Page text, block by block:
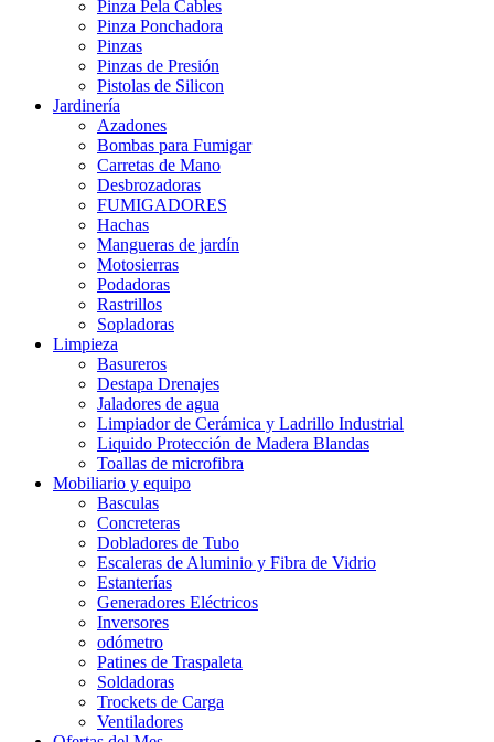
Pinza Pela Cables
Pinza Ponchadora
Pinzas
Pinzas de Presión
Pistolas de Silicon
Jardinería
Azadones
Bombas para Fumigar
Carretas de Mano
Desbrozadoras
FUMIGADORES
Hachas
Mangueras de jardín
Motosierras
Podadoras
Rastrillos
Sopladoras
Limpieza
Basureros
Destapa Drenajes
Jaladores de agua
Limpiador de Cerámica y Ladrillo Industrial
Liquido Protección de Madera Blandas
Toallas de microfibra
Mobiliario y equipo
Basculas
Concreteras
Dobladores de Tubo
Escaleras de Aluminio y Fibra de Vidrio
Estanterías
Generadores Eléctricos
Inversores
odómetro
Patines de Traspaleta
Soldadoras
Trockets de Carga
Ventiladores